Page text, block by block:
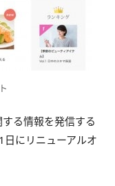
る情報を発信する
にリニューアルオ